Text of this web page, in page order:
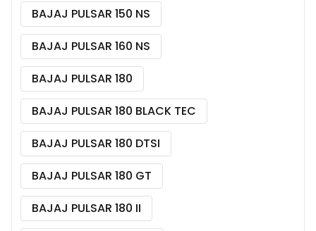
BAJAJ PULSAR 150 NS
BAJAJ PULSAR 160 NS
BAJAJ PULSAR 180
BAJAJ PULSAR 180 BLACK TEC
BAJAJ PULSAR 180 DTSI
BAJAJ PULSAR 180 GT
BAJAJ PULSAR 180 II